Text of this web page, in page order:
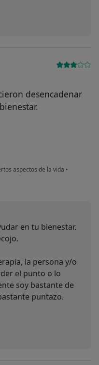
desencadenar
aspectos de la vida •
en tu bienestar.
la persona y/o
el punto o lo
soy bastante de
puntazo.